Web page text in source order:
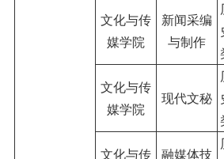
文化与传
媒学院
新闻采编
与制作
文化与传
媒学院
现代文秘
文化与传
融媒体技